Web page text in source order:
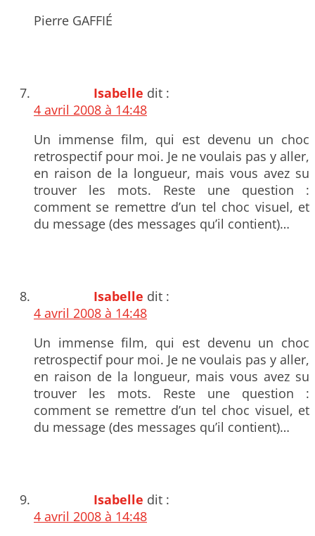
Pierre GAFFIÉ
Isabelle dit :
4 avril 2008 à 14:48
Un immense film, qui est devenu un choc
retrospectif pour moi. Je ne voulais pas y aller,
en raison de la longueur, mais vous avez su
trouver les mots. Reste une question :
comment se remettre d’un tel choc visuel, et
du message (des messages qu’il contient)…
Isabelle dit :
4 avril 2008 à 14:48
Un immense film, qui est devenu un choc
retrospectif pour moi. Je ne voulais pas y aller,
en raison de la longueur, mais vous avez su
trouver les mots. Reste une question :
comment se remettre d’un tel choc visuel, et
du message (des messages qu’il contient)…
Isabelle dit :
4 avril 2008 à 14:48